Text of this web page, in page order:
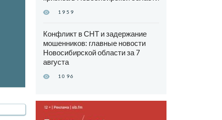
1959
Конфликт в СНТ и задержание
мошенников: главные новости
Новосибирской области за 7
августа
1096